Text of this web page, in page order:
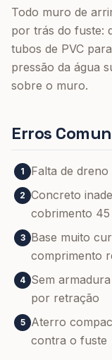
Todo muro de
por trás do fuste:
tubos de PVC
pressão da água
sobre o muro.
Erros
1 Falta de
2 Concreto
cobrimento
3
Base muito
comprimento
4 Sem
por retração
5
Aterro
contra o fuste